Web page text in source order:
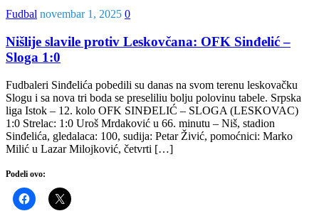
Fudbal novembar 1, 2025 0
Nišlije slavile protiv Leskovčana: OFK Sinđelić –
Sloga 1:0
Fudbaleri Sinđelića pobedili su danas na svom terenu leskovačku
Slogu i sa nova tri boda se preseliliu bolju polovinu tabele. Srpska
liga Istok – 12. kolo OFK SINĐELIĆ – SLOGA (LESKOVAC)
1:0 Strelac: 1:0 Uroš Mrdaković u 66. minutu – Niš, stadion
Sinđelića, gledalaca: 100, sudija: Petar Živić, pomoćnici: Marko
Milić u Lazar Milojković, četvrti […]
Podeli ovo: